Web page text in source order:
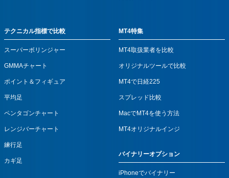
テクニカル指標で比較
スーパーボリンジャー
GMMAチャート
ポイント＆フィギュア
平均足
ペンタゴンチャート
レンジバーチャート
練行足
カギ足
MT4特集
MT4取扱業者を比較
オリジナルツールで比較
MT4で日経225
スプレッド比較
MacでMT4を使う方法
MT4オリジナルインジ
バイナリーオプション
iPhoneでバイナリー